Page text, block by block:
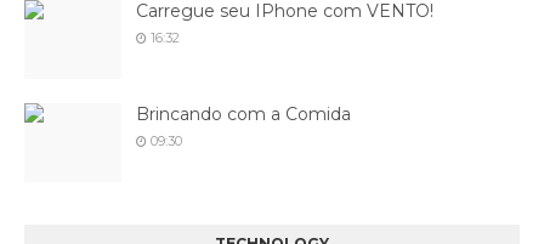
Carregue seu IPhone com VENTO!
16:32
Brincando com a Comida
09:30